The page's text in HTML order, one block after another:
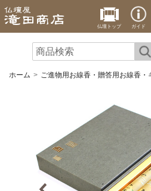
仏壇トップ ガイド
ホーム ご進物用お線香・贈答用お線香・